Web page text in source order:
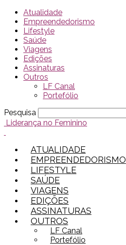
Atualidade
Empreendedorismo
Lifestyle
Saúde
Viagens
Edições
Assinaturas
Outros
LF Canal
Portefólio
Pesquisa
Liderança no Feminino
ATUALIDADE
EMPREENDEDORISMO
LIFESTYLE
SAÚDE
VIAGENS
EDIÇÕES
ASSINATURAS
OUTROS
LF Canal
Portefólio